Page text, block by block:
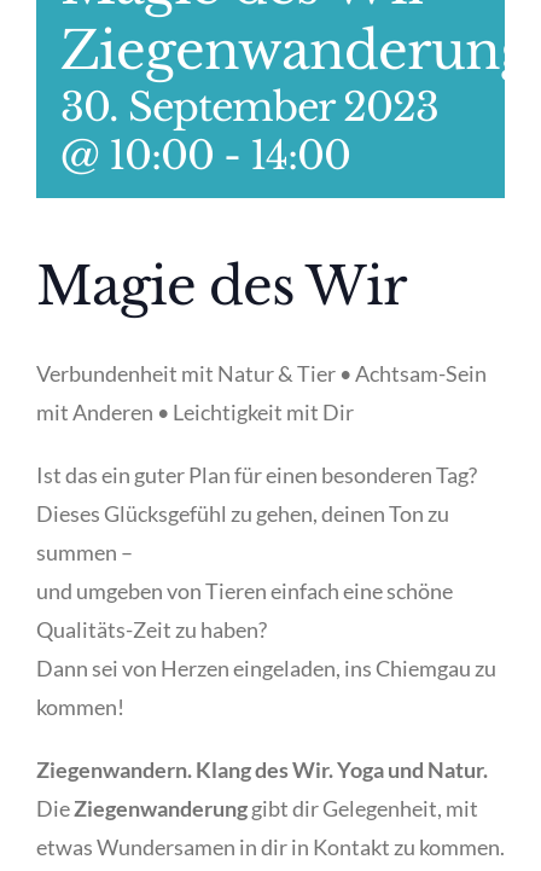
Ziegenwanderung
30. September 2023
@ 10:00 - 14:00
Magie des Wir
Verbundenheit mit Natur & Tier • Achtsam-Sein
mit Anderen • Leichtigkeit mit Dir
Ist das ein guter Plan für einen besonderen Tag?
Dieses Glücksgefühl zu gehen, deinen Ton zu
summen –
und umgeben von Tieren einfach eine schöne
Qualitäts-Zeit zu haben?
Dann sei von Herzen eingeladen, ins Chiemgau zu
kommen!
Ziegenwandern. Klang des Wir. Yoga und Natur.
DieZiegenwanderunggibt dir Gelegenheit, mit
etwas Wundersamen in dir in Kontakt zu kommen.